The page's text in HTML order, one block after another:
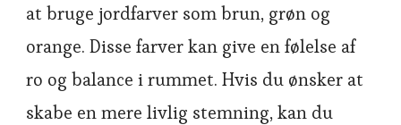
at bruge jordfarver som brun, grøn og
orange. Disse farver kan give en følelse af
ro og balance i rummet. Hvis du ønsker at
skabe en mere livlig stemning, kan du